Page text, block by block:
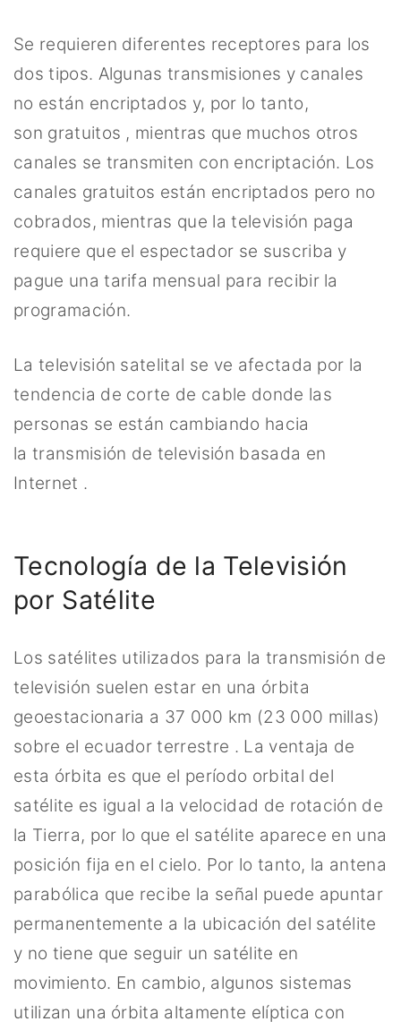
Se requieren diferentes receptores para los
dos tipos. Algunas transmisiones y canales
no están encriptados y, por lo tanto,
son gratuitos , mientras que muchos otros
canales se transmiten con encriptación. Los
canales gratuitos están encriptados pero no
cobrados, mientras que la televisión paga
requiere que el espectador se suscriba y
pague una tarifa mensual para recibir la
programación.
La televisión satelital se ve afectada por la
tendencia de corte de cable donde las
personas se están cambiando hacia
la transmisión de televisión basada en
Internet .
Tecnología de la Televisión
por Satélite
Los satélites utilizados para la transmisión de
televisión suelen estar en una órbita
geoestacionaria a 37 000 km (23 000 millas)
sobre el ecuador terrestre . La ventaja de
esta órbita es que el período orbital del
satélite es igual a la velocidad de rotación de
la Tierra, por lo que el satélite aparece en una
posición fija en el cielo. Por lo tanto, la antena
parabólica que recibe la señal puede apuntar
permanentemente a la ubicación del satélite
y no tiene que seguir un satélite en
movimiento. En cambio, algunos sistemas
utilizan una órbita altamente elíptica con